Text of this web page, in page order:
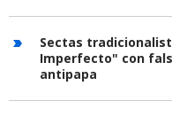
Sectas
Imperfecto" con
antipapa